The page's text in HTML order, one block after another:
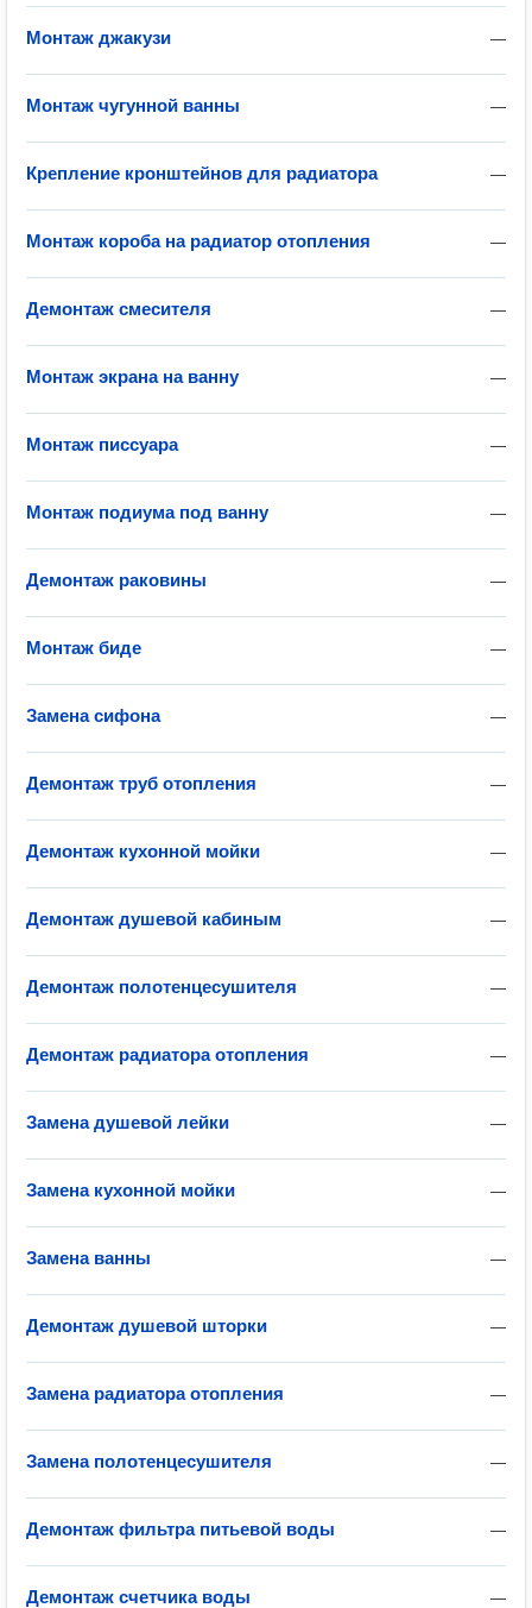
—
Монтаж джакузи
—
Монтаж чугунной ванны
—
Крепление кронштейнов для радиатора
—
Монтаж короба на радиатор отопления
—
Демонтаж смесителя
—
Монтаж экрана на ванну
—
Монтаж писсуара
—
Монтаж подиума под ванну
—
Демонтаж раковины
—
Монтаж биде
—
Замена сифона
—
Демонтаж труб отопления
—
Демонтаж кухонной мойки
—
Демонтаж душевой кабиным
—
Демонтаж полотенцесушителя
—
Демонтаж радиатора отопления
—
Замена душевой лейки
—
Замена кухонной мойки
—
Замена ванны
—
Демонтаж душевой шторки
—
Замена радиатора отопления
—
Замена полотенцесушителя
—
Демонтаж фильтра питьевой воды
—
Демонтаж счетчика воды